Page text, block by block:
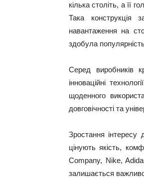
кілька століть, а її
Така конструкція
навантаження на
здобула
Серед виробників
інноваційні
щоденного
довговічності та
Зростання інтересу
цінують якість,
Company, Nike,
залишається